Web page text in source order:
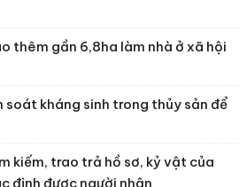
thêm gần 6,8ha làm nhà ở xã hội
soát kháng sinh trong thủy sản để
kiếm, trao trả hồ sơ, kỷ vật của
định được người nhận